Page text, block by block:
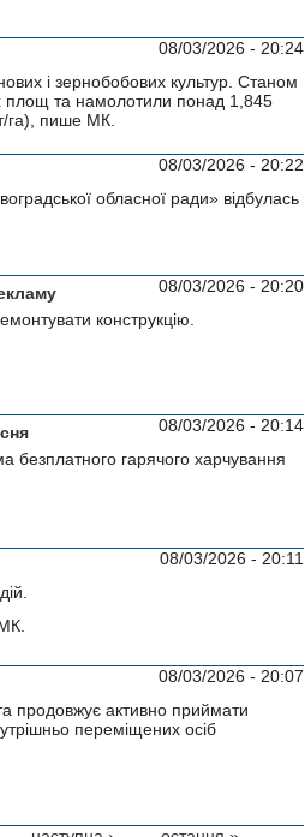
08/03/2026 - 20:24
і зернобобових культур. Станом
площ та намолотили понад 1,845
га), пише МК.
08/03/2026 - 20:22
обласної ради» відбулась
08/03/2026 - 20:20
конструкцію.
08/03/2026 - 20:14
безплатного гарячого харчування
08/03/2026 - 20:11
08/03/2026 - 20:07
продовжує активно приймати
переміщених осіб